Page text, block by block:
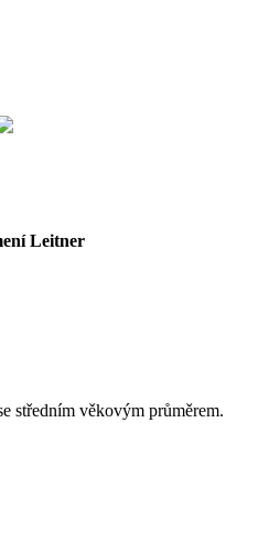
Leitner
středním věkovým průměrem.